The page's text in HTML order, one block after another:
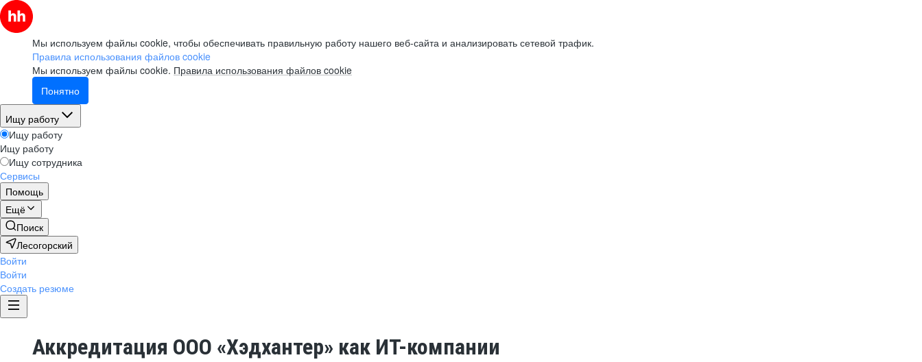
Мы используем файлы cookie, чтобы обеспечивать правильную работу нашего веб-сайта и анализировать сетевой трафик.
Правила использования файлов cookie
Мы используем файлы cookie. Правила использования файлов cookie
Понятно
Ищу работу
Ищу работу
Ищу работу
Ищу сотрудника
Сервисы
Помощь
Ещё
Поиск
Лесогорский
Войти
Войти
Создать резюме
Аккредитация ООО «Хэдхантер» как ИТ-компании